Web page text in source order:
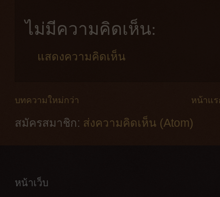
ไม่มีความคิดเห็น:
แสดงความคิดเห็น
บทความใหม่กว่า หน้าแร
สมัครสมาชิก: ส่งความคิดเห็น (Atom)
หน้าเว็บ